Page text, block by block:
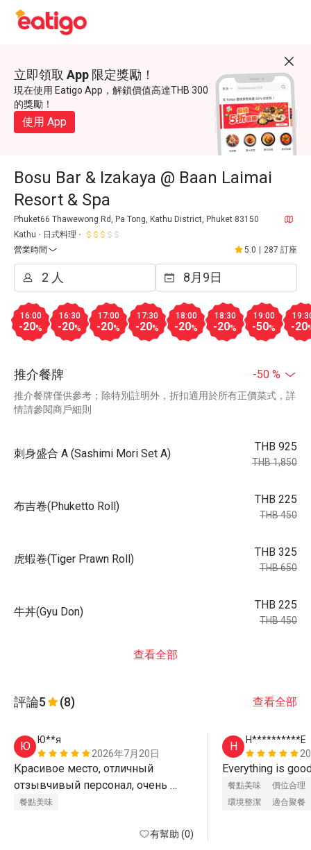
立即領取 App 限定獎勵！
現在使用 Eatigo App，解鎖價值高達THB 300
的獎勵！
使用 App
Bosu Bar & Izakaya @ Baan Laimai
Resort & Spa
Phuket66 Thawewong Rd, Pa Tong, Kathu District, Phuket 83150
Kathu
日式料理
營業時間
5.0 287 訂座
16:00
-20%
16:30
-20%
17:00
-20%
17:30
-20%
18:00
-20%
18:30
-20%
19:00
-50% -20
推介餐牌 -50 %
推介餐牌僅供參考；除特別註明外，折扣適用於所有正價菜式，詳
情請參閱商戶細則
刺身盛合 A (Sashimi Mori Set A)
THB 925
THB 1,850
布吉卷(Phuketto Roll)
THB 225
THB 450
虎蝦卷(Tiger Prawn Roll)
THB 325
THB 650
牛丼(Gyu Don)
THB 225
THB 450
查看全部
評論5 (8) 查看全部
Ю
Ю**я
2026年7月20日
Красивое место, отличный
отзывчивый персонал, очень
вкусная еда . Воспользовались
餐點美味
有幫助 (0)
H
H**********E
餐點美味
價位合理
環境整潔
適合聚餐